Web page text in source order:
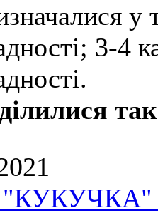
у
3-4
-